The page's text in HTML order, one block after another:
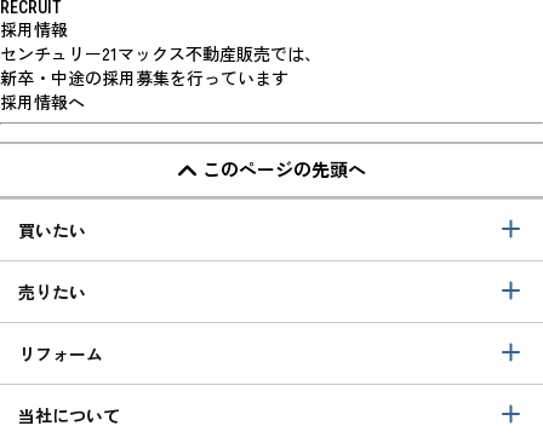
RECRUIT
採用情報
センチュリー21マックス不動産販売では、
新卒・中途の採用募集を行っています
採用情報へ
このページの先頭へ
買いたい
売りたい
リフォーム
当社について